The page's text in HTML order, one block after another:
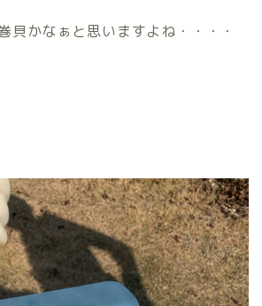
貝かなぁと思いますよね・・・・